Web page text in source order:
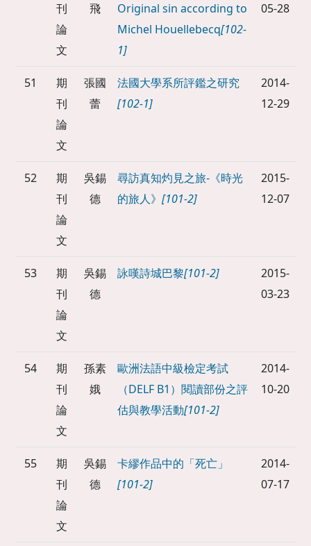
刊
論
文
飛
Original sin according to
Michel Houellebecq[102-
1]
05-28
51
期
刊
論
文
張國
蕾
法國大學系所評鑑之研究
[102-1]
2014-
12-29
52
期
刊
論
文
吳錫
德
尋訪真知灼見之旅-《時光
的旅人》 [101-2]
2015-
12-07
53
期
刊
論
文
吳錫
德
詠嘆詩城巴黎[101-2]
2015-
03-23
54
期
刊
論
文
孫素
娥
歐洲法語中級檢定考試
（DELF B1）閱讀部份之評
估與教學活動[101-2]
2014-
10-20
55
期
刊
論
文
吳錫
德
卡繆作品中的「死亡」
[101-2]
2014-
07-17